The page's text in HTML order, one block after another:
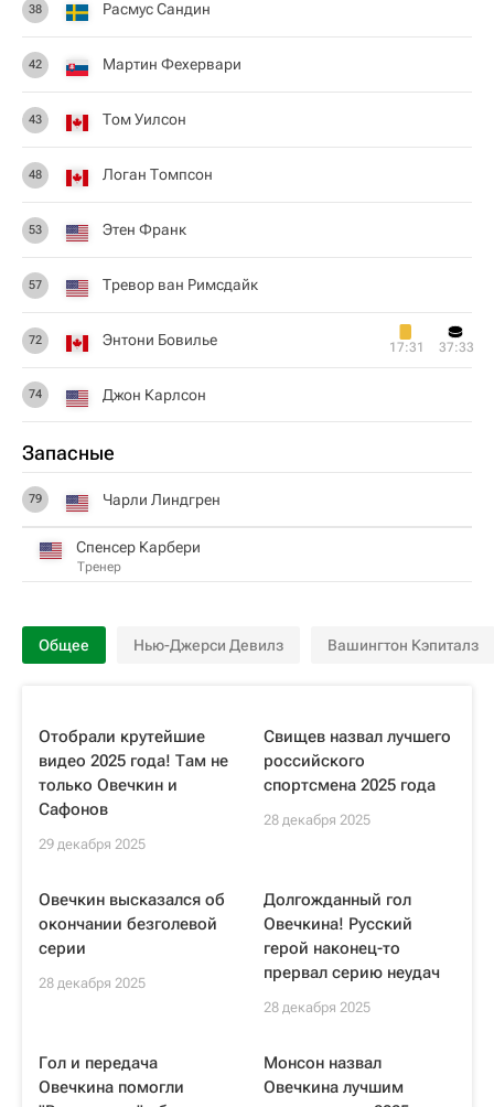
38 Расмус Сандин
42 Мартин Фехервари
43 Том Уилсон
48 Логан Томпсон
53 Этен Франк
57 Тревор ван Римсдайк
72 Энтони Бовилье 17:31 37:33
74 Джон Карлсон
Запасные
79 Чарли Линдгрен
Спенсер Карбери
Тренер
Общее Нью-Джерси Девилз Вашингтон Кэпиталз
Отобрали крутейшие
видео 2025 года! Там не
только Овечкин и
Сафонов
29 декабря 2025
Свищев назвал лучшего
российского
спортсмена 2025 года
28 декабря 2025
Овечкин высказался об
окончании безголевой
серии
28 декабря 2025
Долгожданный гол
Овечкина! Русский
герой наконец-то
прервал серию неудач
28 декабря 2025
Гол и передача
Овечкина помогли
Монсон назвал
Овечкина лучшим